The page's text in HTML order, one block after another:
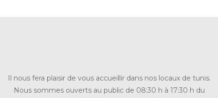
Il nous fera plaisir de vous accueillir dans nos locaux de tunis.
Nous sommes ouverts au public de 08:30 h à 17:30 h du